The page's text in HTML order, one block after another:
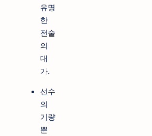
유명
한
전술
의
대
가.
선수
의
기량
뿐